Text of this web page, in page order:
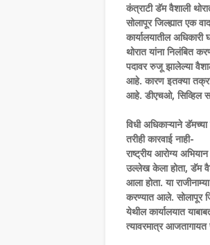
कंत्राटी डॅम वैशाली
सोलापूर जिल्ह्यात एक
कार्यालयातील
थोरात यांना निलंबित
पदावर रुजू झालेल्या
आहे. कारण इतक्या
आहे. डीएचओ, सिव्हिल
विधी अधिकाऱ्याने
तरीही कारवाई नाही-
राष्ट्रीय आरोग्य
उल्लेख केला होता, डॅम
आला होता. या
करण्यात आले. सोलापूर
येथील कार्यालयात
त्यावरमात्र आजतागायत